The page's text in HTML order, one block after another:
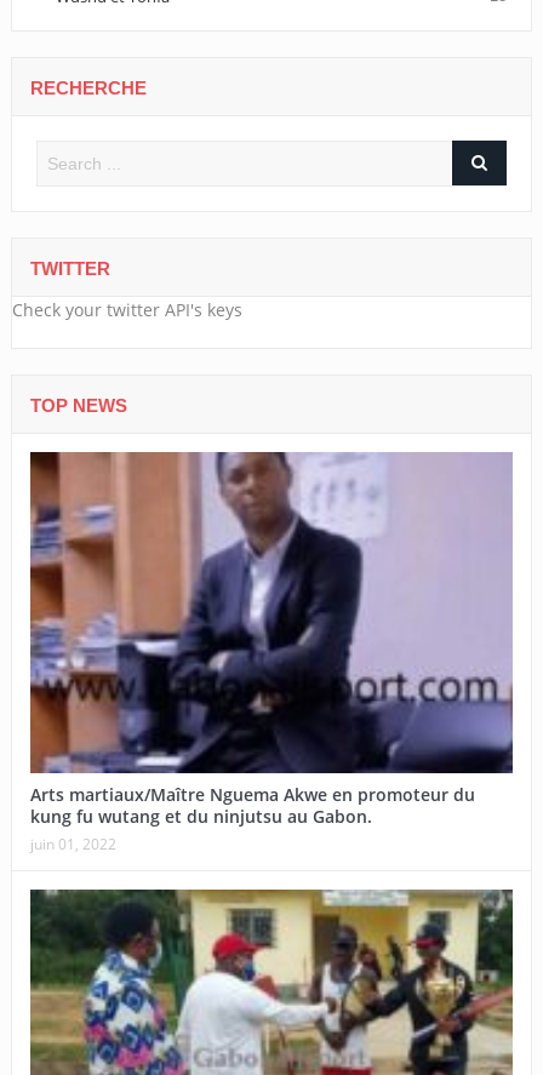
RECHERCHE
TWITTER
Check your twitter API's keys
TOP NEWS
Arts martiaux/Maître Nguema Akwe en promoteur du
kung fu wutang et du ninjutsu au Gabon.
juin 01, 2022